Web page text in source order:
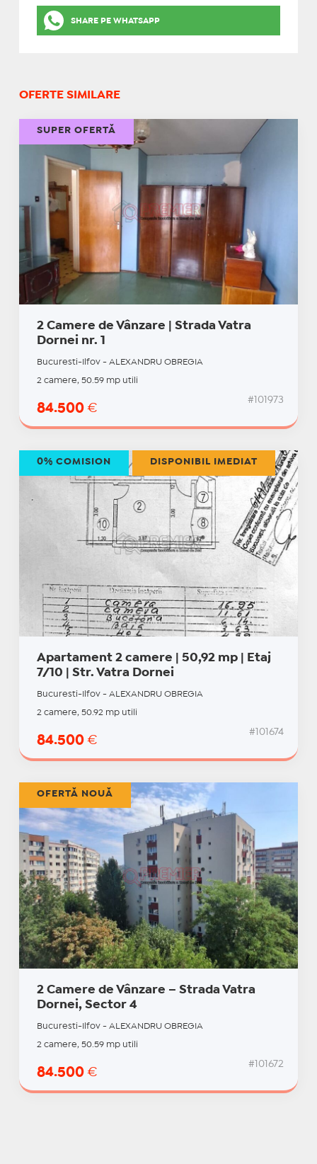
SHARE PE WHATSAPP
OFERTE SIMILARE
2 Camere de Vânzare | Strada Vatra
Dornei nr. 1
Bucuresti-Ilfov - ALEXANDRU OBREGIA
2 camere, 50.59 mp utili
84.500 €
#101973
SUPER OFERTĂ
Apartament 2 camere | 50,92 mp | Etaj
7/10 | Str. Vatra Dornei
Bucuresti-Ilfov - ALEXANDRU OBREGIA
2 camere, 50.92 mp utili
84.500 €
#101674
0% COMISION DISPONIBIL IMEDIAT
2 Camere de Vânzare – Strada Vatra
Dornei, Sector 4
Bucuresti-Ilfov - ALEXANDRU OBREGIA
2 camere, 50.59 mp utili
84.500 €
#101672
OFERTĂ NOUĂ